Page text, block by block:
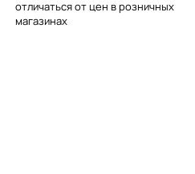
отличаться от цен в розничных
магазинах